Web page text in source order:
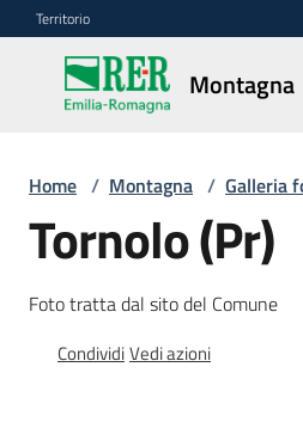
Vai al contenuto
Vai alla navigazione
Vai al footer
Territorio
Montagna
Montagna
Vivere
e
lavorare
Infrastrutture
Home / Montagna / Galleria
Tornolo (Pr)
Foto tratta dal sito del Comune
CondividiVedi azioni